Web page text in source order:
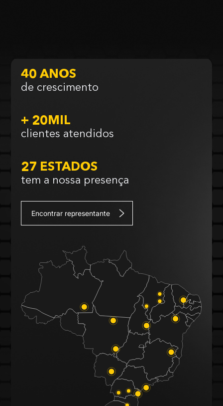
40 ANOS
de crescimento
+ 20MIL
clientes atendidos
27 ESTADOS
tem a nossa presença
Encontrar representante